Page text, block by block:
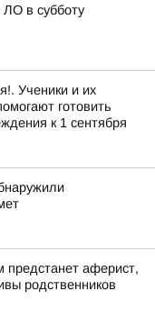
в субботу
Ученики и их
готовить
к 1 сентября
предстанет аферист,
родственников